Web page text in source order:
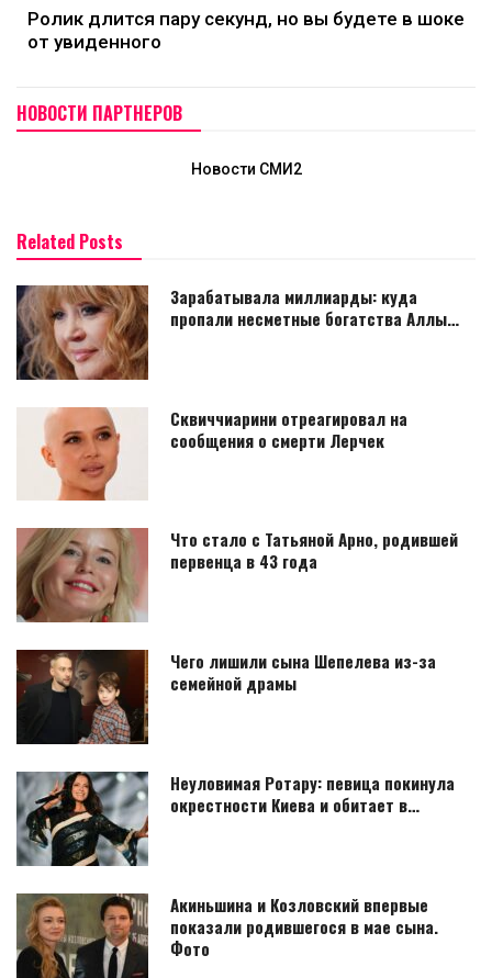
Ролик длится пару секунд, но вы будете в шоке
от увиденного
НОВОСТИ ПАРТНЕРОВ
Новости СМИ2
Related Posts
Зарабатывала миллиарды: куда
пропали несметные богатства Аллы…
Сквиччиарини отреагировал на
сообщения о смерти Лерчек
Что стало с Татьяной Арно, родившей
первенца в 43 года
Чего лишили сына Шепелева из-за
семейной драмы
Неуловимая Ротару: певица покинула
окрестности Киева и обитает в…
Акиньшина и Козловский впервые
показали родившегося в мае сына.
Фото